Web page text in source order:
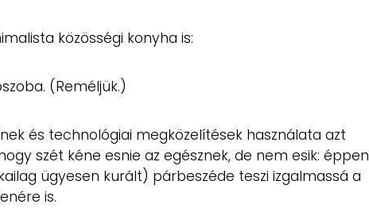
közösségi konyha is:
(Reméljük.)
és technológiai megközelítések használata azt
szét kéne esnie az egésznek, de nem esik: éppen
ügyesen kurált) párbeszéde teszi izgalmassá a
is.